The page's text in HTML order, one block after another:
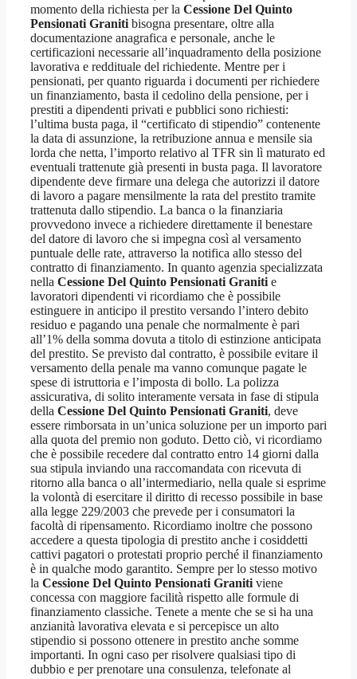
momento della richiesta per la Cessione Del Quinto
Pensionati Graniti bisogna presentare, oltre alla
documentazione anagrafica e personale, anche le
certificazioni necessarie all’inquadramento della posizione
lavorativa e reddituale del richiedente. Mentre per i
pensionati, per quanto riguarda i documenti per richiedere
un finanziamento, basta il cedolino della pensione, per i
prestiti a dipendenti privati e pubblici sono richiesti:
l’ultima busta paga, il “certificato di stipendio” contenente
la data di assunzione, la retribuzione annua e mensile sia
lorda che netta, l’importo relativo al TFR sin lì maturato ed
eventuali trattenute già presenti in busta paga. Il lavoratore
dipendente deve firmare una delega che autorizzi il datore
di lavoro a pagare mensilmente la rata del prestito tramite
trattenuta dallo stipendio. La banca o la finanziaria
provvedono invece a richiedere direttamente il benestare
del datore di lavoro che si impegna così al versamento
puntuale delle rate, attraverso la notifica allo stesso del
contratto di finanziamento. In quanto agenzia specializzata
nella Cessione Del Quinto Pensionati Graniti e
lavoratori dipendenti vi ricordiamo che è possibile
estinguere in anticipo il prestito versando l’intero debito
residuo e pagando una penale che normalmente è pari
all’1% della somma dovuta a titolo di estinzione anticipata
del prestito. Se previsto dal contratto, è possibile evitare il
versamento della penale ma vanno comunque pagate le
spese di istruttoria e l’imposta di bollo. La polizza
assicurativa, di solito interamente versata in fase di stipula
della Cessione Del Quinto Pensionati Graniti, deve
essere rimborsata in un’unica soluzione per un importo pari
alla quota del premio non goduto. Detto ciò, vi ricordiamo
che è possibile recedere dal contratto entro 14 giorni dalla
sua stipula inviando una raccomandata con ricevuta di
ritorno alla banca o all’intermediario, nella quale si esprime
la volontà di esercitare il diritto di recesso possibile in base
alla legge 229/2003 che prevede per i consumatori la
facoltà di ripensamento. Ricordiamo inoltre che possono
accedere a questa tipologia di prestito anche i cosiddetti
cattivi pagatori o protestati proprio perché il finanziamento
è in qualche modo garantito. Sempre per lo stesso motivo
la Cessione Del Quinto Pensionati Graniti viene
concessa con maggiore facilità rispetto alle formule di
finanziamento classiche. Tenete a mente che se si ha una
anzianità lavorativa elevata e si percepisce un alto
stipendio si possono ottenere in prestito anche somme
importanti. In ogni caso per risolvere qualsiasi tipo di
dubbio e per prenotare una consulenza, telefonate al